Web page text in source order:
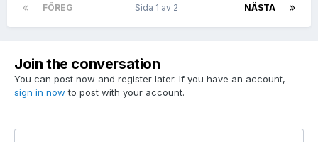
FÖREG NÄSTA
Sida 1 av 2
Join the conversation
You can post now and register later. If you have an account,
sign in now to post with your account.